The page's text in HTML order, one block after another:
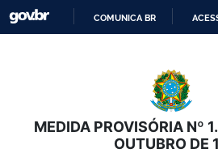
O
COMUNICA BR
MEDIDA PROVISÓRIA Nº
OUTUBRO DE